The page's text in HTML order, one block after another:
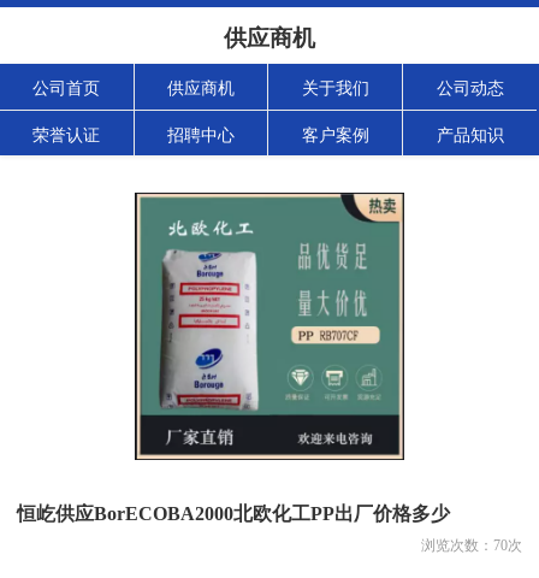
供应商机
公司首页 供应商机 关于我们 公司动态
荣誉认证 招聘中心 客户案例 产品知识
恒屹供应BorECOBA2000北欧化工PP出厂价格多少
浏览次数： 70次